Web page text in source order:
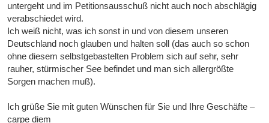
untergeht und im Petitionsausschuß nicht auch noch abschlägig
verabschiedet wird.
Ich weiß nicht, was ich sonst in und von diesem unseren
Deutschland noch glauben und halten soll (das auch so schon
ohne diesem selbstgebastelten Problem sich auf sehr, sehr
rauher, stürmischer See befindet und man sich allergrößte
Sorgen machen muß).
Ich grüße Sie mit guten Wünschen für Sie und Ihre Geschäfte –
carpe diem